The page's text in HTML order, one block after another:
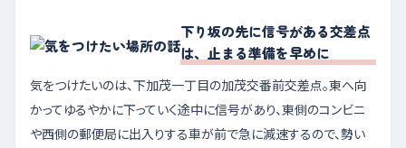
下り坂の先に信号がある交差点
は、止まる準備を早めに
気をつけたいのは、下加茂一丁目の加茂交番前交差点。東へ向
かってゆるやかに下っていく途中に信号があり、東側のコンビニ
や西側の郵便局に出入りする車が前で急に減速するので、勢い